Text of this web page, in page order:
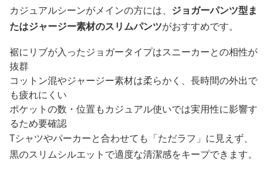
カジュアルシーンがメインの方には、 ジョガーパンツ型ま
たはジャージー素材のスリムパンツがおすすめです。
裾にリブが入ったジョガータイプはスニーカーとの相性が
抜群
コットン混やジャージー素材は柔らかく、長時間の外出で
も疲れにくい
ポケットの数・位置もカジュアル使いでは実用性に影響す
るため要確認
Tシャツやパーカーと合わせても「ただラフ」に見えず、
黒のスリムシルエットで適度な清潔感をキープできます。